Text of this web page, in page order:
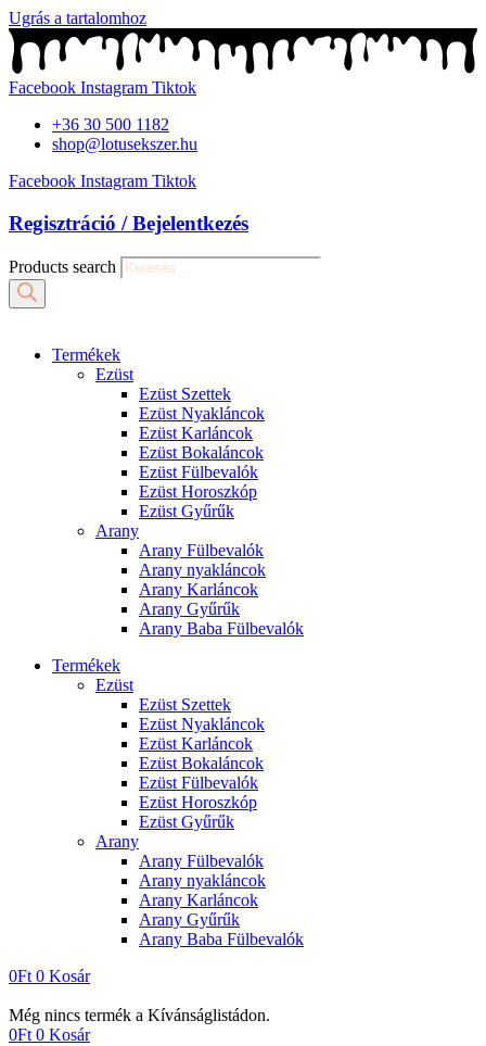
Ugrás a tartalomhoz
Facebook Instagram Tiktok
+36 30 500 1182
shop@lotusekszer.hu
Facebook Instagram Tiktok
Regisztráció / Bejelentkezés
Products search
Termékek
Ezüst
Ezüst Szettek
Ezüst Nyakláncok
Ezüst Karláncok
Ezüst Bokaláncok
Ezüst Fülbevalók
Ezüst Horoszkóp
Ezüst Gyűrűk
Arany
Arany Fülbevalók
Arany nyakláncok
Arany Karláncok
Arany Gyűrűk
Arany Baba Fülbevalók
Termékek
Ezüst
Ezüst Szettek
Ezüst Nyakláncok
Ezüst Karláncok
Ezüst Bokaláncok
Ezüst Fülbevalók
Ezüst Horoszkóp
Ezüst Gyűrűk
Arany
Arany Fülbevalók
Arany nyakláncok
Arany Karláncok
Arany Gyűrűk
Arany Baba Fülbevalók
0Ft 0 Kosár
Még nincs termék a Kívánságlistádon.
0Ft 0 Kosár